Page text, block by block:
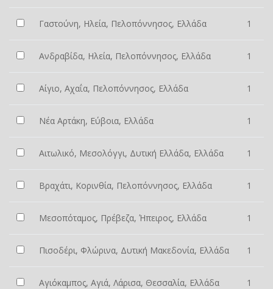
Γαστούνη, Ηλεία, Πελοπόννησος, Ελλάδα 1
Ανδραβίδα, Ηλεία, Πελοπόννησος, Ελλάδα 1
Αίγιο, Αχαΐα, Πελοπόννησος, Ελλάδα 1
Νέα Αρτάκη, Εύβοια, Ελλάδα 1
Αιτωλικό, Μεσολόγγι, Δυτική Ελλάδα, Ελλάδα 1
Βραχάτι, Κορινθία, Πελοπόννησος, Ελλάδα 1
Μεσοπόταμος, Πρέβεζα, Ήπειρος, Ελλάδα 1
Πισοδέρι, Φλώρινα, Δυτική Μακεδονία, Ελλάδα 1
Αγιόκαμπος, Αγιά, Λάρισα, Θεσσαλία, Ελλάδα 1